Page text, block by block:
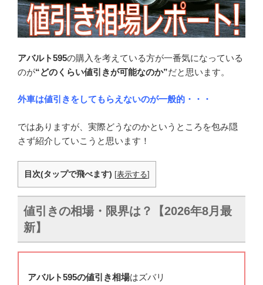
アバルト595の購入を考えている方が一番気になっている
のが“どのくらい値引きが可能なのか”だと思います。
外車は値引きをしてもらえないのが一般的・・・
ではありますが、実際どうなのかというところを包み隠
さず紹介していこうと思います！
目次(タップで飛べます) [表示する]
値引きの相場・限界は？【2026年8月最
新】
アバルト595の値引き相場はズバリ